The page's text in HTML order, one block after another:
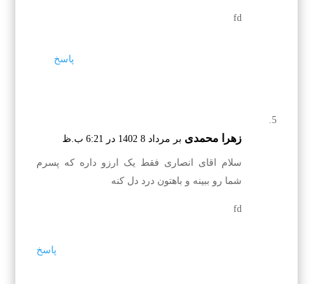
fd
پاسخ
زهرا محمدی بر مرداد 8 1402 در 6:21 ب.ظ
سلام اقای انصاری فقط یک ارزو داره که پسرم
شما رو ببینه و باهتون درد دل کنه
fd
پاسخ